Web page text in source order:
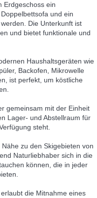
Erdgeschoss ein
und ein
Die Unterkunft ist
und bietet funktionale und
Haushaltsgeräten wie
Backofen, Mikrowelle
ist perfekt, um köstliche
gemeinsam mit der Einheit
Lager- und Abstellraum für
steht.
zu den Skigebieten von
Naturliebhaber sich in die
können, die in jeder
die Mitnahme eines